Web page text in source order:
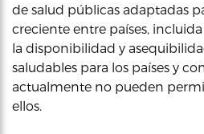
de salud públicas adaptadas
creciente entre países,
la disponibilidad y
saludables para los países y
actualmente no pueden
ellos.